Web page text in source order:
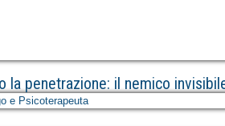
la penetrazione: il nemico
e Psicoterapeuta